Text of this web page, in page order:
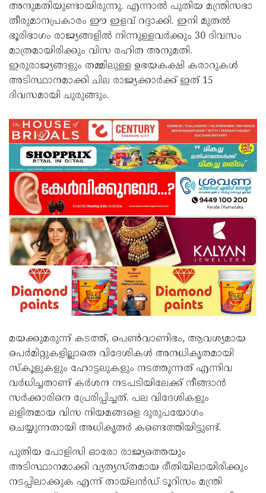
അനുമതിയുണ്ടായിരുന്നു. എന്നാൽ പുതിയ മന്ത്രിസഭാ
തീരുമാനപ്രകാരം ഈ ഇളവ് റദ്ദാക്കി. ഇനി മുതൽ
ഭൂരിഭാഗം രാജ്യങ്ങളിൽ നിന്നുള്ളവർക്കും 30 ദിവസം
മാത്രമായിരിക്കും വിസ രഹിത അനുമതി.
ഇരുരാജ്യങ്ങളും തമ്മിലുള്ള ഉഭയകക്ഷി കരാറുകൾ
അടിസ്ഥാനമാക്കി ചില രാജ്യക്കാർക്ക് ഇത് 15
ദിവസമായി ചുരുങ്ങും.
മയക്കുമരുന്ന് കടത്ത്, പെൺവാണിഭം, ആവശ്യമായ
പെർമിറ്റുകളില്ലാതെ വിദേശികൾ അനധികൃതമായി
സ്കൂളുകളും ഹോട്ടലുകളും നടത്തുന്നത് എന്നിവ
വർധിച്ചതാണ് കർശന നടപടിയിലേക്ക് നീങ്ങാൻ
സർക്കാരിനെ പ്രേരിപ്പിച്ചത്. പല വിദേശികളും
ലളിതമായ വിസ നിയമങ്ങളെ ദുരുപയോഗം
ചെയ്യുന്നതായി അധികൃതർ കണ്ടെത്തിയിട്ടുണ്ട്.
പുതിയ പോളിസി ഓരോ രാജ്യത്തെയും
അടിസ്ഥാനമാക്കി വ്യത്യസ്തമായ രീതിയിലായിരിക്കും
നടപ്പിലാക്കുക എന്ന് തായ്‌ലൻഡ് ടൂറിസം മന്ത്രി